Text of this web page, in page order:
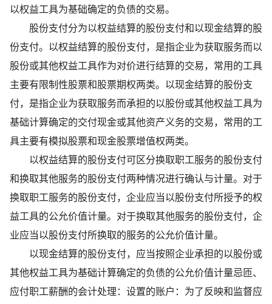
以权益工具为基础确定的负债的交易。
股份支付分为以权益结算的股份支付和以现金结算的股
份支付。以权益结算的股份支付，是指企业为获取服务而以
股份或其他权益工具作为对价进行结算的交易，常用的工具
主要有限制性股票和股票期权两类。以现金结算的股份支
付，是指企业为获取服务而承担的以股份或其他权益工具为
基础计算确定的交付现金或其他资产义务的交易，常用的工
具主要有模拟股票和现金股票增值权两类。
以权益结算的股份支付可区分换取职工服务的股份支付
和换取其他服务的股份支付两种情况进行确认与计量。对于
换取职工服务的股份支付，企业应当以股份支付所授予的权
益工具的公允价值计量。对于换取其他服务的股份支付，企
业应当以股份支付所换取的服务的公允价值计量。
以现金结算的股份支付，应当按照企业承担的以股份或
其他权益工具为基础计算确定的负债的公允价值计量忌匝、
应付职工薪酬的会计处理：设置的账户：为了反映和监督应